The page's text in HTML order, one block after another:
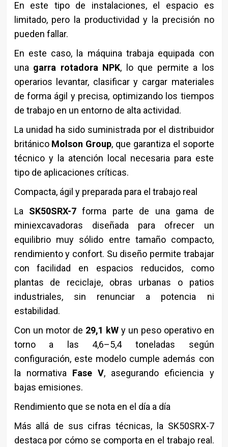
En este tipo de instalaciones, el espacio es
limitado, pero la productividad y la precisión no
pueden fallar.
En este caso, la máquina trabaja equipada con
una garra rotadora NPK, lo que permite a los
operarios levantar, clasificar y cargar materiales
de forma ágil y precisa, optimizando los tiempos
de trabajo en un entorno de alta actividad.
La unidad ha sido suministrada por el distribuidor
británico Molson Group, que garantiza el soporte
técnico y la atención local necesaria para este
tipo de aplicaciones críticas.
Compacta, ágil y preparada para el trabajo real
La SK50SRX-7forma parte de una gama de
miniexcavadoras diseñada para ofrecer un
equilibrio muy sólido entre tamaño compacto,
rendimiento y confort. Su diseño permite trabajar
con facilidad en espacios reducidos, como
plantas de reciclaje, obras urbanas o patios
industriales, sin renunciar a potencia ni
estabilidad.
Con un motor de 29,1 kWy un peso operativo en
torno a las 4,6–5,4 toneladas según
configuración, este modelo cumple además con
la normativa Fase V, asegurando eficiencia y
bajas emisiones.
Rendimiento que se nota en el día a día
Más allá de sus cifras técnicas, la SK50SRX-7
destaca por cómo se comporta en el trabajo real.